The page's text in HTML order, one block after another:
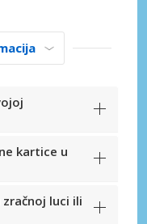
kartice u
luci ili